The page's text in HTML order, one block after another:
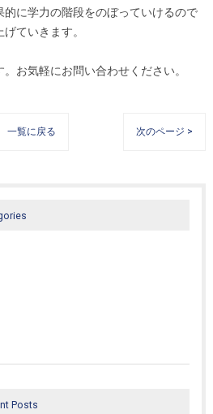
に学力の階段をのぼっていけるので
ていきます。
お気軽にお問い合わせください。
一覧に戻る 次のページ >
Posts